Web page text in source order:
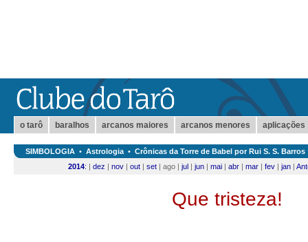
o tarô baralhos arcanos maiores arcanos menores aplicações
SIMBOLOGIA • Astrologia • Crônicas da Torre de Babel por Rui S. S. Barros
2014: | dez | nov | out | set | ago | jul | jun | mai | abr | mar | fev | jan |
Que tristeza!